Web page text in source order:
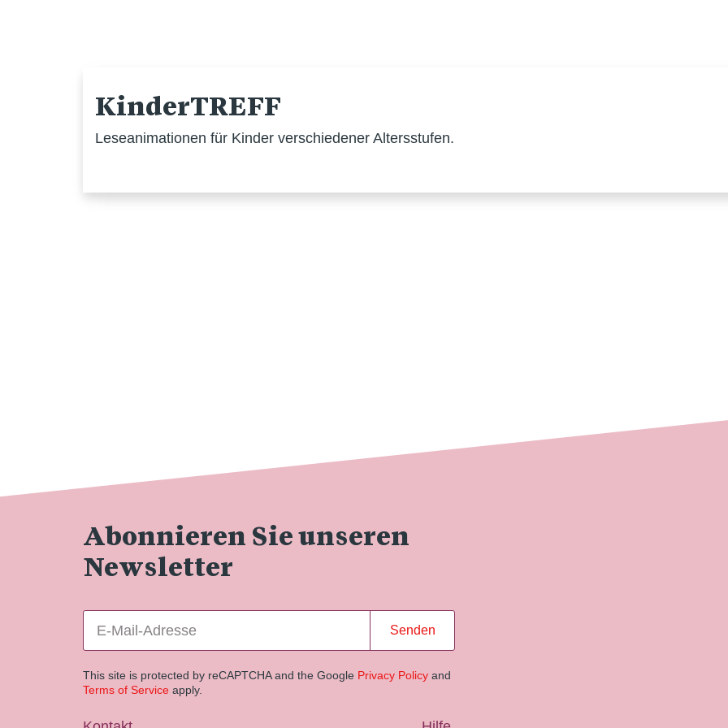
KinderTREFF
Leseanimationen für Kinder verschiedener Altersstufen.
Abonnieren Sie unseren
Newsletter
Senden
This site is protected by reCAPTCHA and the Google Privacy Policy and
Terms of Service apply.